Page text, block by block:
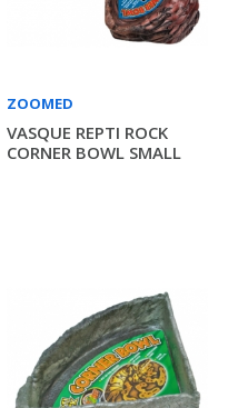
ZOOMED
VASQUE REPTI ROCK
CORNER BOWL SMALL